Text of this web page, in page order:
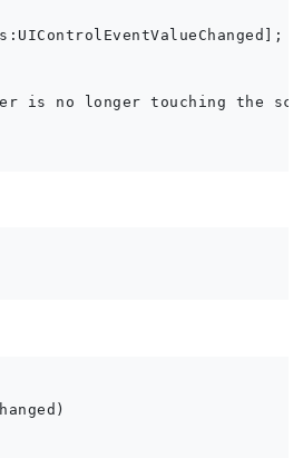
is no longer touching the